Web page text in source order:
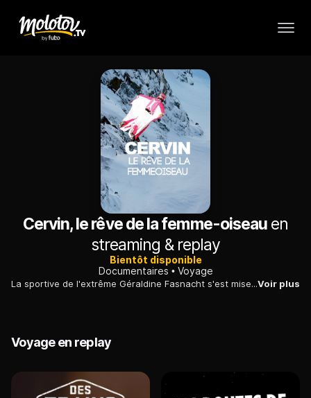
Cervin, le rêve de la femme-oiseau en
streaming & replay
Bientôt disponible
Documentaires
Voyage
La sportive de l'extrême Géraldine Fasnacht s'est mise en tête de s'élancer à près de 4400 mètres d'altitude avec sa wingsuit, une combinaison ailée.Voir plus
Voyage en replay